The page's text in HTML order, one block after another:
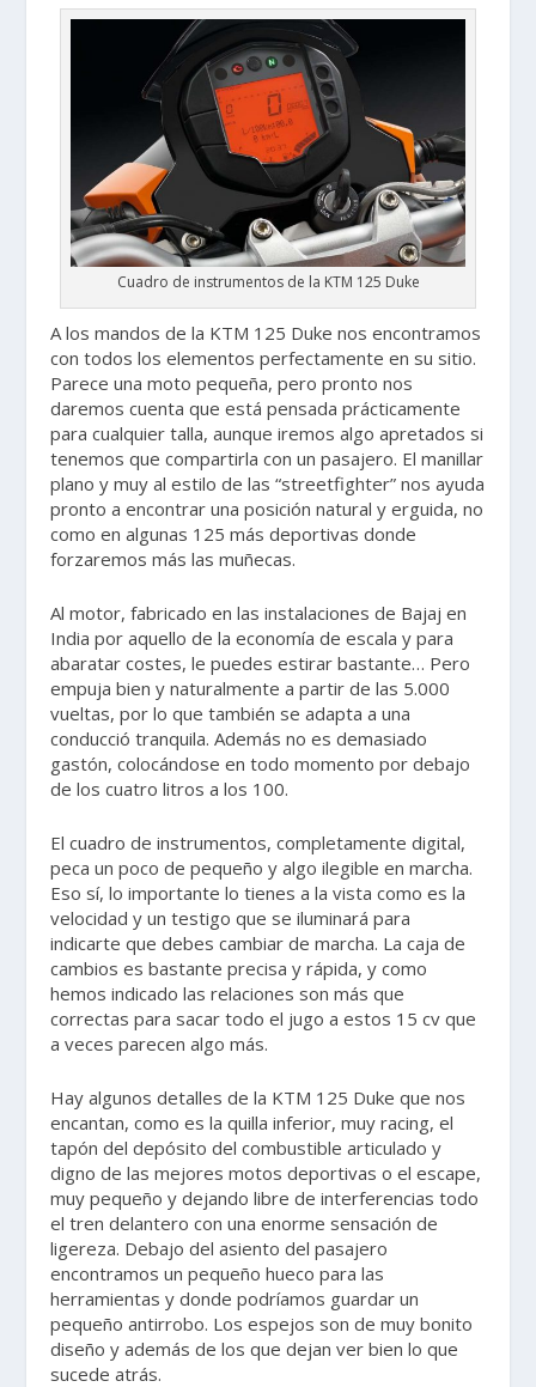
Cuadro de instrumentos de la KTM 125 Duke
A los mandos de la KTM 125 Duke nos encontramos
con todos los elementos perfectamente en su sitio.
Parece una moto pequeña, pero pronto nos
daremos cuenta que está pensada prácticamente
para cualquier talla, aunque iremos algo apretados si
tenemos que compartirla con un pasajero. El manillar
plano y muy al estilo de las “streetfighter” nos ayuda
pronto a encontrar una posición natural y erguida, no
como en algunas 125 más deportivas donde
forzaremos más las muñecas.
Al motor, fabricado en las instalaciones de Bajaj en
India por aquello de la economía de escala y para
abaratar costes, le puedes estirar bastante… Pero
empuja bien y naturalmente a partir de las 5.000
vueltas, por lo que también se adapta a una
conducció tranquila. Además no es demasiado
gastón, colocándose en todo momento por debajo
de los cuatro litros a los 100.
El cuadro de instrumentos, completamente digital,
peca un poco de pequeño y algo ilegible en marcha.
Eso sí, lo importante lo tienes a la vista como es la
velocidad y un testigo que se iluminará para
indicarte que debes cambiar de marcha. La caja de
cambios es bastante precisa y rápida, y como
hemos indicado las relaciones son más que
correctas para sacar todo el jugo a estos 15 cv que
a veces parecen algo más.
Hay algunos detalles de la KTM 125 Duke que nos
encantan, como es la quilla inferior, muy racing, el
tapón del depósito del combustible articulado y
digno de las mejores motos deportivas o el escape,
muy pequeño y dejando libre de interferencias todo
el tren delantero con una enorme sensación de
ligereza. Debajo del asiento del pasajero
encontramos un pequeño hueco para las
herramientas y donde podríamos guardar un
pequeño antirrobo. Los espejos son de muy bonito
diseño y además de los que dejan ver bien lo que
sucede atrás.